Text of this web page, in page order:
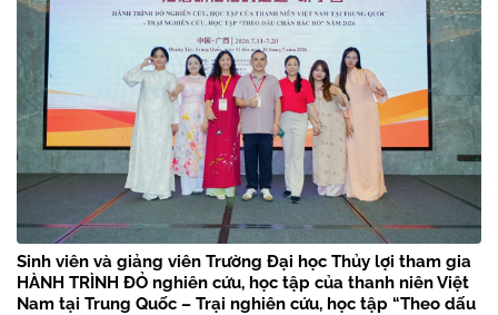
Sinh viên và giảng viên Trường Đại học Thủy lợi tham gia
HÀNH TRÌNH ĐỎ nghiên cứu, học tập của thanh niên Việt
Nam tại Trung Quốc – Trại nghiên cứu, học tập “Theo dấu